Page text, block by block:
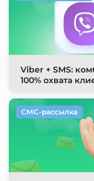
Viber + SMS:
100% охвата
СМС-рассылка